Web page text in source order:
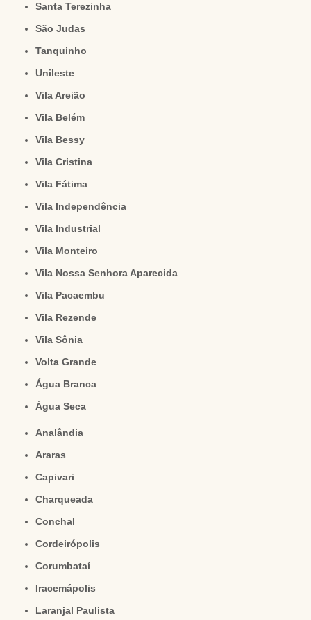
Santa Terezinha
São Judas
Tanquinho
Unileste
Vila Areião
Vila Belém
Vila Bessy
Vila Cristina
Vila Fátima
Vila Independência
Vila Industrial
Vila Monteiro
Vila Nossa Senhora Aparecida
Vila Pacaembu
Vila Rezende
Vila Sônia
Volta Grande
Água Branca
Água Seca
Analândia
Araras
Capivari
Charqueada
Conchal
Cordeirópolis
Corumbataí
Iracemápolis
Laranjal Paulista